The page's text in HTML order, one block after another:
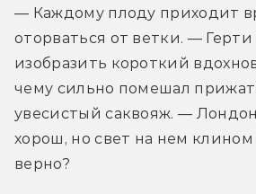
— Каждому плоду приходит
оторваться от ветки. —
изобразить короткий
чему сильно помешал
увесистый саквояж. —
хорош, но свет на нем клином
верно?